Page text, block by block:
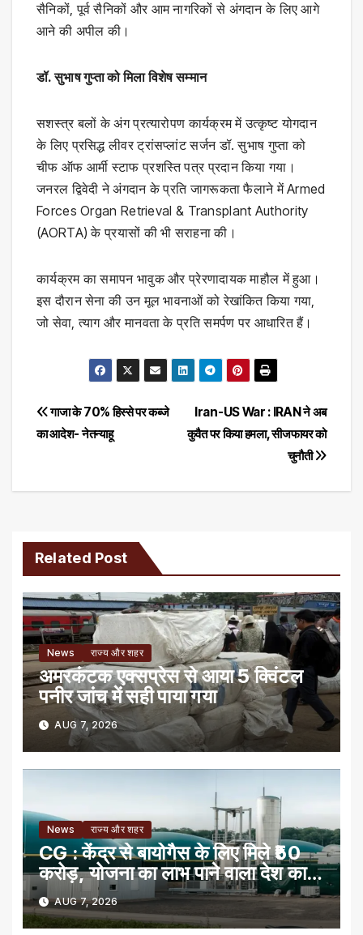
सैनिकों, पूर्व सैनिकों और आम नागरिकों से अंगदान के लिए आगे
आने की अपील की।
डॉ. सुभाष गुप्ता को मिला विशेष सम्मान
सशस्त्र बलों के अंग प्रत्यारोपण कार्यक्रम में उत्कृष्ट योगदान
के लिए प्रसिद्ध लीवर ट्रांसप्लांट सर्जन डॉ. सुभाष गुप्ता को
चीफ ऑफ आर्मी स्टाफ प्रशस्ति पत्र प्रदान किया गया।
जनरल द्विवेदी ने अंगदान के प्रति जागरूकता फैलाने में Armed
Forces Organ Retrieval & Transplant Authority
(AORTA) के प्रयासों की भी सराहना की।
कार्यक्रम का समापन भावुक और प्रेरणादायक माहौल में हुआ।
इस दौरान सेना की उन मूल भावनाओं को रेखांकित किया गया,
जो सेवा, त्याग और मानवता के प्रति समर्पण पर आधारित हैं।
Post
navigation
Iran-US War : IRAN ने अब
कुवैत पर किया हमला, सीजफायर को
चुनौती
गाजा के 70% हिस्से पर कब्जे
का आदेश- नेतन्याहू
Related Post
News राज्य और शहर
अमरकंटक एक्सप्रेस से आया 5 क्विंटल
पनीर जांच में सही पाया गया
AUG 7, 2026
News राज्य और शहर
CG : केंद्र से बायोगैस के लिए मिले ₹50
करोड़, योजना का लाभ पाने वाला देश का
पहला राज्य
AUG 7, 2026